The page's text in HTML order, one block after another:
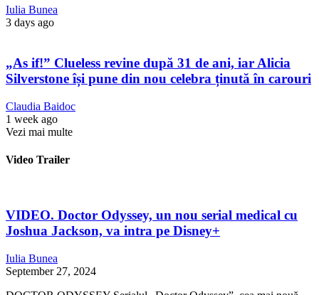
Iulia Bunea
3 days ago
„As if!” Clueless revine după 31 de ani, iar Alicia
Silverstone își pune din nou celebra ținută în carouri
Claudia Baidoc
1 week ago
Vezi mai multe
Video Trailer
VIDEO. Doctor Odyssey, un nou serial medical cu
Joshua Jackson, va intra pe Disney+
Iulia Bunea
September 27, 2024